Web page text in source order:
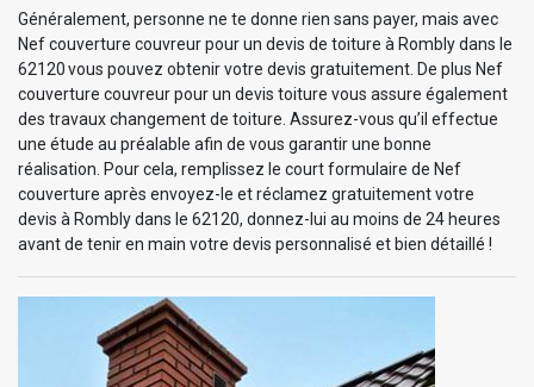
Généralement, personne ne te donne rien sans payer, mais avec
Nef couverture couvreur pour un devis de toiture à Rombly dans le
62120 vous pouvez obtenir votre devis gratuitement. De plus Nef
couverture couvreur pour un devis toiture vous assure également
des travaux changement de toiture. Assurez-vous qu’il effectue
une étude au préalable afin de vous garantir une bonne
réalisation. Pour cela, remplissez le court formulaire de Nef
couverture après envoyez-le et réclamez gratuitement votre
devis à Rombly dans le 62120, donnez-lui au moins de 24 heures
avant de tenir en main votre devis personnalisé et bien détaillé !